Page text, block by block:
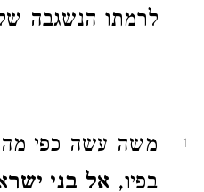
לרמתו הנשגבה של
1 משה עשה כפי מה
בפיו, אל בני